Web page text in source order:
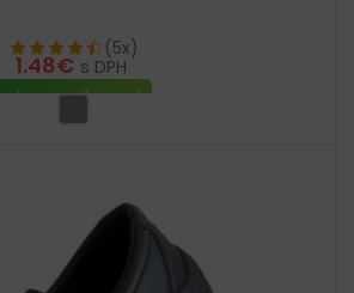
(5x)
1.48€ s DPH
VÝBER MOŽNOSTÍ